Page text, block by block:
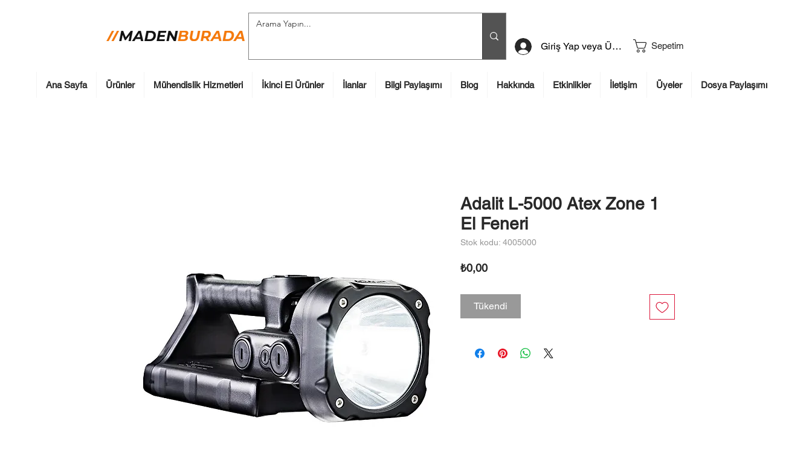
Giriş Yap veya Üye Ol Sepetim
Ana Sayfa Ürünler Mühendislik Hizmetleri İkinci El Ürünler İlanlar Bilgi Paylaşımı Blog Hakkında Etkinlikler İletişim Üyeler Dosya Paylaşımı
Adalit L-5000 Atex Zone 1
El Feneri
Stok kodu: 4005000
₺0,00Fiyat
Tükendi